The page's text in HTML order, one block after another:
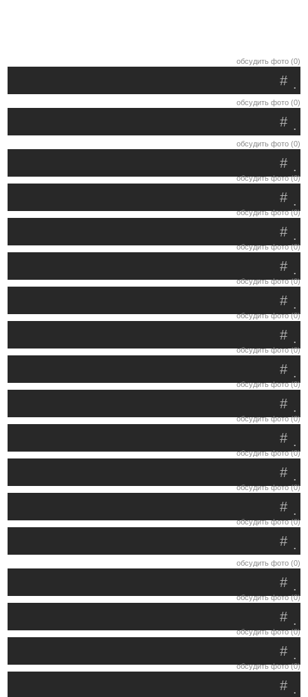
обсудить фото (0)
.
#
обсудить фото (0)
.
#
обсудить фото (0)
.
#
обсудить фото (0)
.
#
обсудить фото (0)
.
#
обсудить фото (0)
.
#
обсудить фото (0)
.
#
обсудить фото (0)
.
#
обсудить фото (0)
.
#
обсудить фото (0)
.
#
обсудить фото (0)
.
#
обсудить фото (0)
.
#
обсудить фото (0)
.
#
обсудить фото (0)
.
#
обсудить фото (0)
.
#
обсудить фото (0)
.
#
обсудить фото (0)
.
#
обсудить фото (0)
.
#